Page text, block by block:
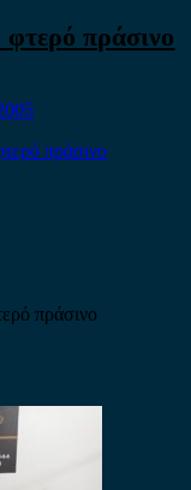
πράσινο
πράσινο